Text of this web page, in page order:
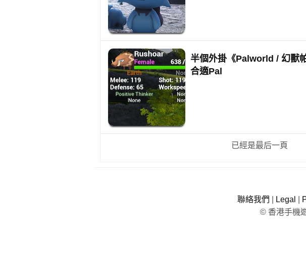
半個外掛《Palworld / 幻獸
合適Pal
已經是最后一頁
聯絡我們 Legal
© 香港手機